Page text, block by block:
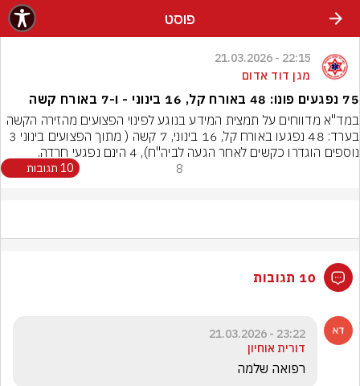
פוסט
22:15 - 21.03.2026
מגן דוד אדום
75 נפגעים פונו: 48 באורח קל, 16 בינוני - ו-7 באורח קשה
נוספים הוגדרו כקשים לאחר הגעה לביה"ח), 4 הינם נפגעי חרדה.
8 10 תגובות
10 תגובות
23:22 - 21.03.2026
דורית אוחיון
רפואה שלמה